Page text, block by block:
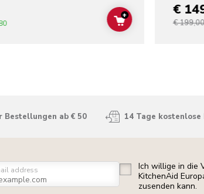
ADD TO CART
+ €
€ 199,00
ab € 50 14 Tage kostenlose
address
Ich willige in die
KitchenAid
zusenden kann.